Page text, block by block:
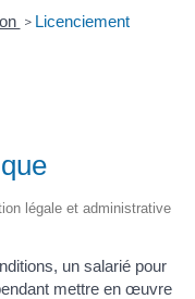
> Licenciement
légale et administrative
un salarié pour
mettre en œuvre